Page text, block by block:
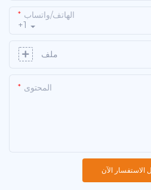
+1
الهاتف/واتساب
ملف
المحتوى
الاستفسار الآن